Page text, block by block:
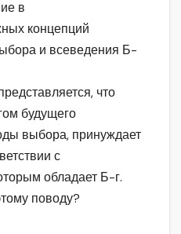
в
концепций
и всеведения Б-
что
будущего
выбора, принуждает
с
обладает Б-г.
поводу?